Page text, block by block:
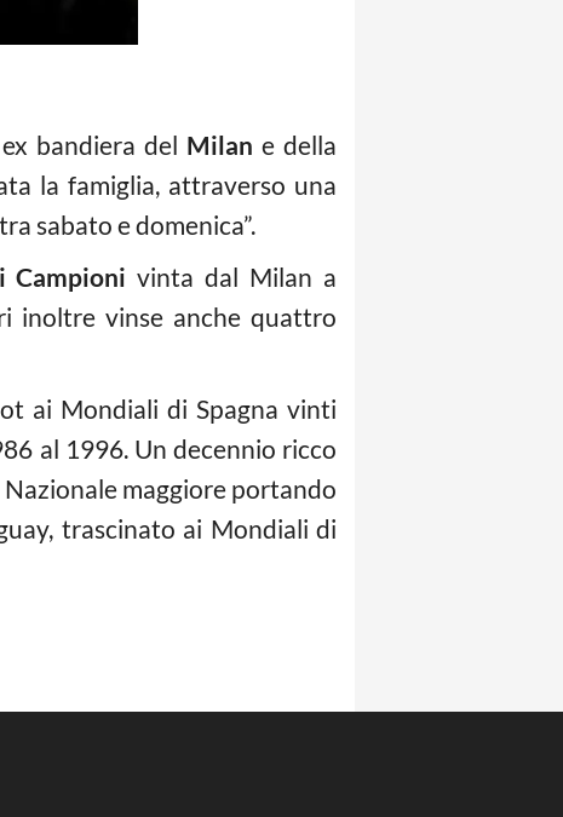
ex bandiera del Milan e della
la famiglia, attraverso una
sabato e domenica”.
vinta dal Milan a
inoltre vinse anche quattro
ai Mondiali di Spagna vinti
al 1996. Un decennio ricco
Nazionale maggiore portando
trascinato ai Mondiali di